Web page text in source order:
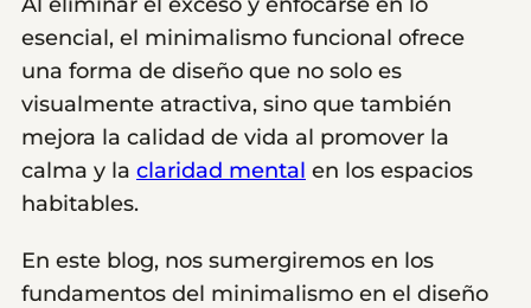
esencial, el minimalismo funcional ofrece
una forma de diseño que no solo es
visualmente atractiva, sino que también
mejora la calidad de vida al promover la
calma y la claridad mental en los espacios
habitables.
En este blog, nos sumergiremos en los
fundamentos del minimalismo en el diseño